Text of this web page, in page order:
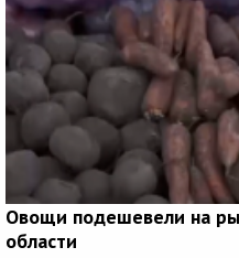
Овощи подешевели на
области